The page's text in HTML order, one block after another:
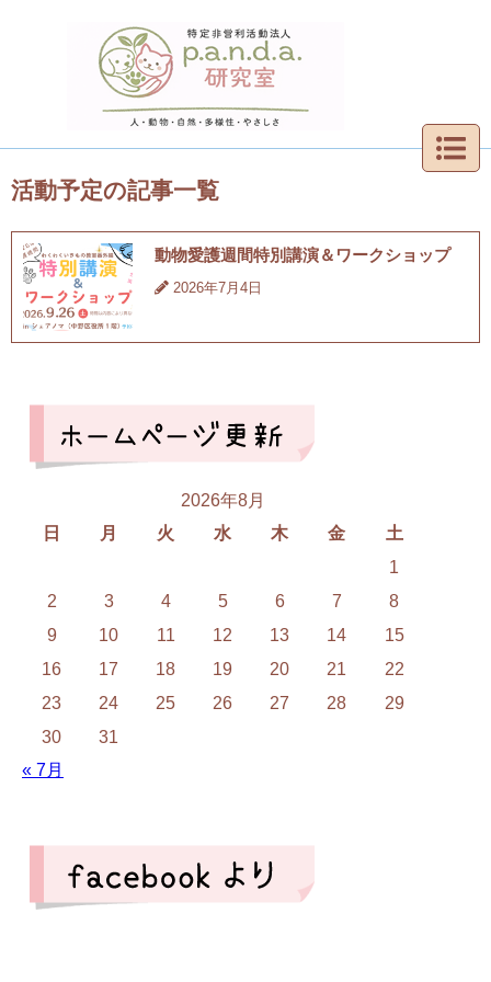
活動予定の記事一覧
動物愛護週間特別講演＆ワークショップ
2026年7月4日
2026年8月
日
月 火 水 木 金
土
1
2
3 4 5 6 7
8
9
10 11 12 13 14
15
16
17 18 19 20 21
22
23
24 25 26 27 28
29
30
31
« 7月